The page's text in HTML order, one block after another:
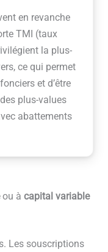
en revanche
TMI (taux
la plus-
ce qui permet
et d’être
plus-values
abattements
ou à capital variable
Les souscriptions